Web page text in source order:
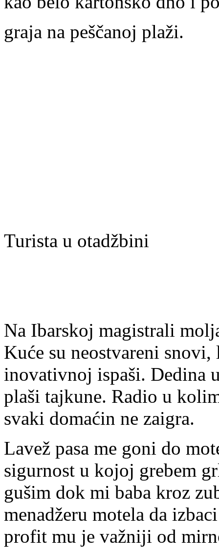
graja na peščanoj plaži.
Turista u otadžbini
Na Ibarskoj magistrali
Kuće su neostvareni snovi,
inovativnoj ispaši. Dedina
plaši tajkune. Radio u
svaki domaćin ne zaigra.
Lavež pasa me goni do
sigurnost u kojoj grebem
gušim dok mi baba kroz
menadžeru motela da
profit mu je važniji od